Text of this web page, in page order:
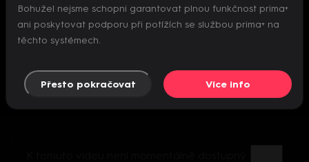
Nepodařilo se inicializovat přehrávač
Bohužel nejsme schopni garantovat plnou funkčnost prima+
ani poskytovat podporu při potížích se službou prima+ na
těchto systémech.
Přesto pokračovat Více info